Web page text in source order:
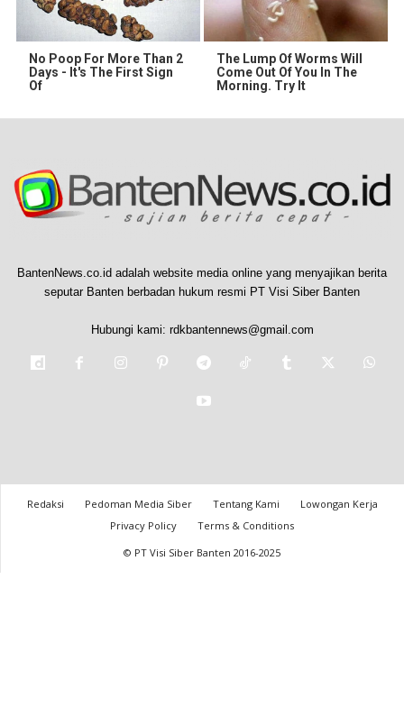
No Poop For More Than 2
Days - It's The First Sign
Of
The Lump Of Worms Will
Come Out Of You In The
Morning. Try It
BantenNews.co.id adalah website media online yang menyajikan berita
seputar Banten berbadan hukum resmi PT Visi Siber Banten
Hubungi kami: rdkbantennews@gmail.com
Redaksi Pedoman Media Siber Tentang Kami
Lowongan Kerja
Privacy Policy
Terms & Conditions
© PT Visi Siber Banten 2016-2025